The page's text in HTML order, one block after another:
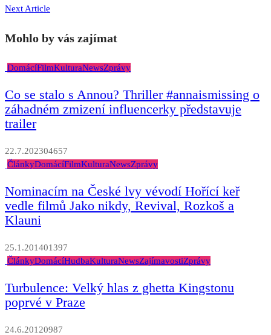
Next Article
Mohlo by vás zajímat
DomácíFilmKulturaNewsZprávy
Co se stalo s Annou? Thriller #annaismissing o
záhadném zmizení influencerky představuje
trailer
22.7.202304657
ČlánkyDomácíFilmKulturaNewsZprávy
Nominacím na České lvy vévodí Hořící keř
vedle filmů Jako nikdy, Revival, Rozkoš a
Klauni
25.1.201401397
ČlánkyDomácíHudbaKulturaNewsZajímavostiZprávy
Turbulence: Velký hlas z ghetta Kingstonu
poprvé v Praze
24.6.20120987